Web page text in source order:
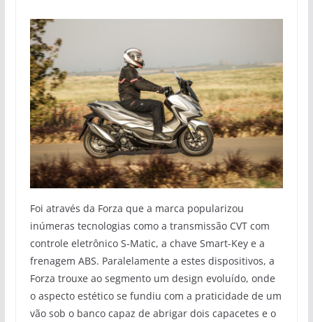
Foi através da Forza que a marca popularizou
inúmeras tecnologias como a transmissão CVT com
controle eletrônico S-Matic, a chave Smart-Key e a
frenagem ABS. Paralelamente a estes dispositivos, a
Forza trouxe ao segmento um design evoluído, onde
o aspecto estético se fundiu com a praticidade de um
vão sob o banco capaz de abrigar dois capacetes e o